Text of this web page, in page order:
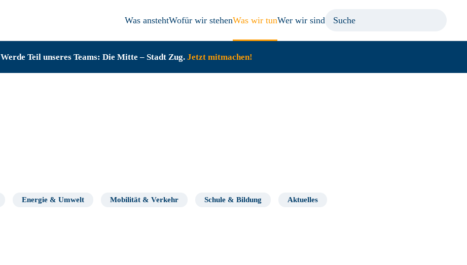
Was anstehtWofür wir stehenWas wir tunWer wir sind
Werde Teil unseres Teams: Die Mitte – Stadt Zug. Jetzt mitmachen!
Energie & Umwelt Mobilität & Verkehr Schule & Bildung Aktuelles